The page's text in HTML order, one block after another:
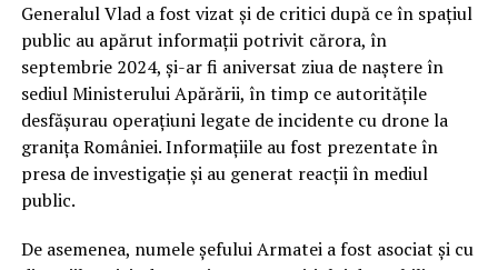
Generalul Vlad a fost vizat și de critici după ce în spațiul
public au apărut informații potrivit cărora, în
septembrie 2024, și-ar fi aniversat ziua de naștere în
sediul Ministerului Apărării, în timp ce autoritățile
desfășurau operațiuni legate de incidente cu drone la
granița României. Informațiile au fost prezentate în
presa de investigație și au generat reacții în mediul
public.
De asemenea, numele șefului Armatei a fost asociat și cu